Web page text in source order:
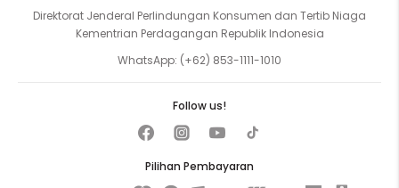
Direktorat Jenderal Perlindungan Konsumen dan Tertib Niaga
Kementrian Perdagangan Republik Indonesia
WhatsApp: (+62) 853-1111-1010
Pilihan Pembayaran
Follow us!